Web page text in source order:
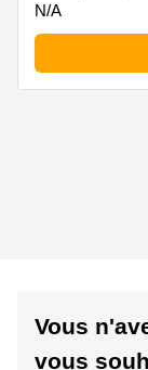
N/A
Vous
vous